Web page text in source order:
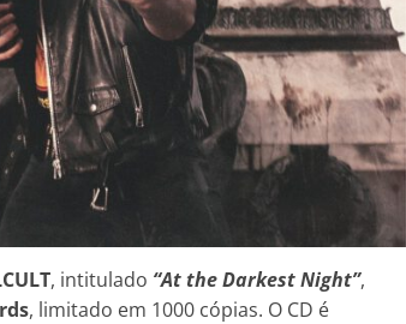
, intitulado “At the Darkest Night”,
, limitado em 1000 cópias. O CD é